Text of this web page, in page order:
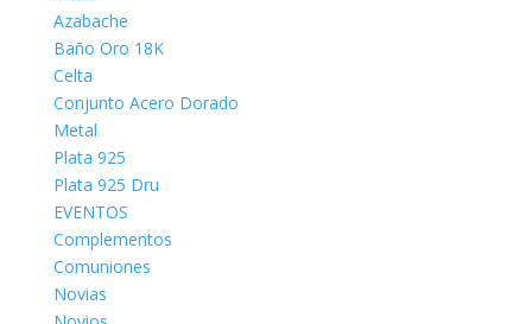
Azabache
Baño Oro 18K
Celta
Conjunto Acero Dorado
Metal
Plata 925
Plata 925 Dru
EVENTOS
Complementos
Comuniones
Novias